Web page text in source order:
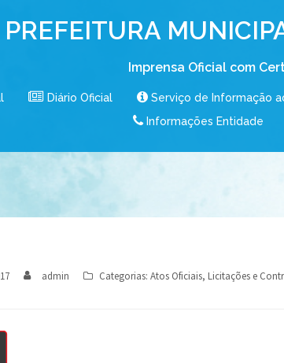
PREFEITURA
Imprensa Oficial com
Diário Oficial Serviço de Informação
Informações Entidade
admin Categorias: Atos Oficiais, Licitações e